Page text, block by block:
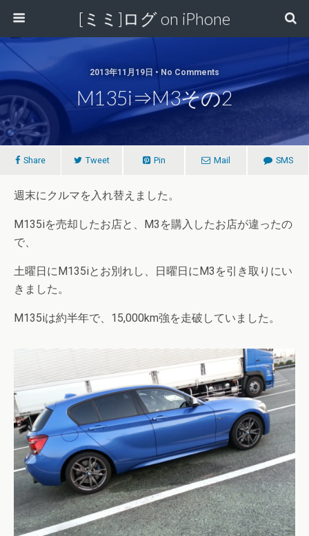
[ミミ]ログ on iPhone
2013年11月19日 • No Comments
M135i⇒M3その2
Share Tweet Pin Mail SMS
週末にクルマを入れ替えました。
M135iを売却したお店と、M3を購入したお店が違ったの
で、
土曜日にM135iとお別れし、日曜日にM3を引き取りにい
きました。
M135iは約半年で、15,000km強を走破していました。